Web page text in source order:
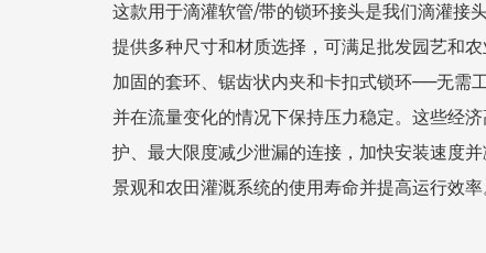
这款用于滴灌软管/带的锁环接头是我们滴灌接
提供多种尺寸和材质选择，可满足批发园艺和
加固的套环、锯齿状内夹和卡扣式锁环——无需
并在流量变化的情况下保持压力稳定。这些经
护、最大限度减少泄漏的连接，加快安装速度
景观和农田灌溉系统的使用寿命并提高运行效率